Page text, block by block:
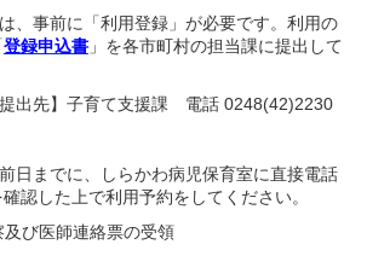
前に「利用登録」が必要です。利用の
登録申込書」を各市町村の担当課に提出して
】子育て支援課 電話 0248(42)2230
でに、しらかわ病児保育室に直接電話
認した上で利用予約をしてください。
び医師連絡票の受領